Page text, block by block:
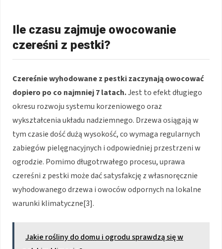
Ile czasu zajmuje owocowanie
czereśni z pestki?
Czereśnie wyhodowane z pestki zaczynają owocować
dopiero po co najmniej 7 latach.Jest to efekt długiego
okresu rozwoju systemu korzeniowego oraz
wykształcenia układu nadziemnego. Drzewa osiągają w
tym czasie dość dużą wysokość, co wymaga regularnych
zabiegów pielęgnacyjnych i odpowiedniej przestrzeni w
ogrodzie. Pomimo długotrwałego procesu, uprawa
czereśni z pestki może dać satysfakcję z własnoręcznie
wyhodowanego drzewa i owoców odpornych na lokalne
warunki klimatyczne[3].
Jakie rośliny do domu i ogrodu sprawdzą się w